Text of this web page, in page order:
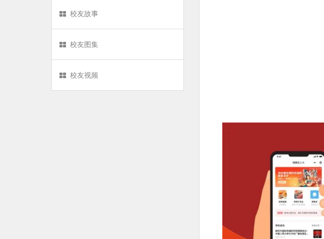
校友故事
校友图集
校友视频